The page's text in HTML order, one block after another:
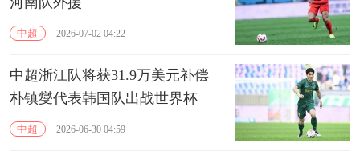
中超 2026-07-02 04:22
中超浙江队将获31.9万美元补偿
朴镇燮代表韩国队出战世界杯
中超 2026-06-30 04:59